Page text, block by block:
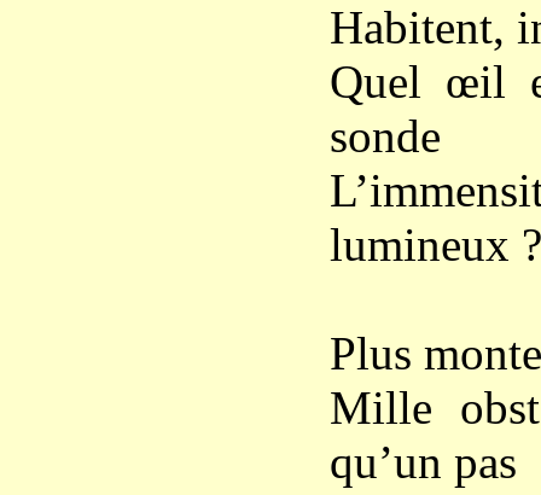
Habitent,
Quel œil
sonde
lumineux ?
Plus
Mille
qu’un pas